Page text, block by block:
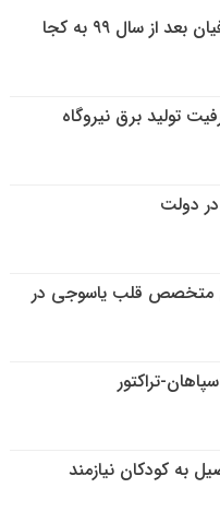
انتقال سهام عدالت متوفیان بعد از سال ۹۹ به کجا
ظرفیت تولید برق نیروگاه
دولت
متخصص قلب یاسوجی در
تراکتور
به کودکان نیازمند